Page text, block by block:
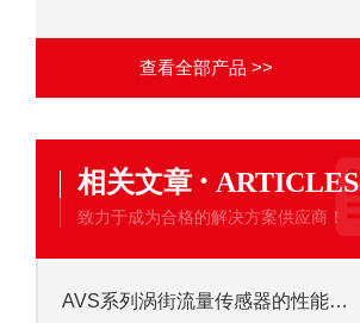
查看全部产品 >>
相关文章 · ARTICLES
致力于成为合格的解决方案供应商！
AVS系列涡街流量传感器的性能特点